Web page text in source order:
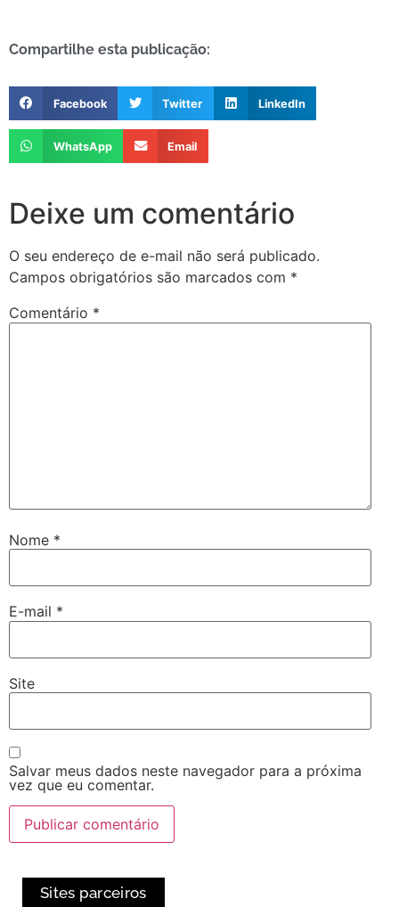
Compartilhe esta publicação:
Facebook Twitter LinkedIn
WhatsApp Email
Deixe um comentário
O seu endereço de e-mail não será publicado.
Campos obrigatórios são marcados com *
Comentário *
Nome *
E-mail *
Site
Salvar meus dados neste navegador para a próxima
vez que eu comentar.
Sites parceiros